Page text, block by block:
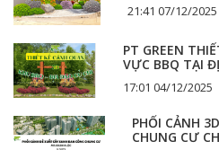
21:41 07/12/2025
PT GREEN
VỰC BBQ TẠI
17:01 04/12/2025
PHỐI CẢNH
CHUNG CƯ